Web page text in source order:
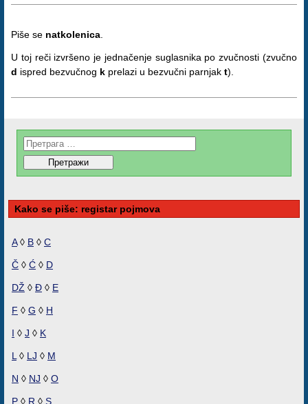
Piše se natkolenica
U toj reči izvršeno je jednačenje suglasnika po zvučnosti (zvučno
d ispred bezvučnog k prelazi u bezvučni parnjak t).
Kako se piše: registar pojmova
A◊ B ◊ C
Č ◊ Ć ◊ D
DŽ ◊ Đ ◊ E
F ◊ G ◊ H
I ◊ J ◊ K
L ◊ LJ ◊ M
N ◊ NJ ◊ O
P ◊ R ◊ S